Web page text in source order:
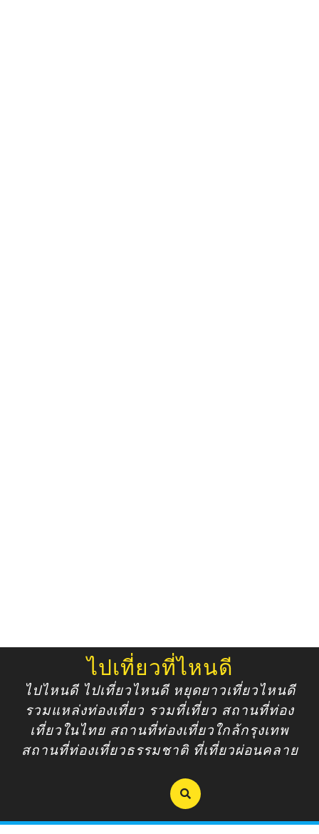
content
ไปเที่ยวที่ไหนดี
ไปไหนดี ไปเที่ยวไหนดี หยุดยาวเที่ยวไหนดี
รวมแหล่งท่องเที่ยว รวมที่เที่ยว สถานที่ท่อง
เที่ยวในไทย สถานที่ท่องเที่ยวใกล้กรุงเทพ
สถานที่ท่องเที่ยวธรรมชาติ ที่เที่ยวผ่อนคลาย